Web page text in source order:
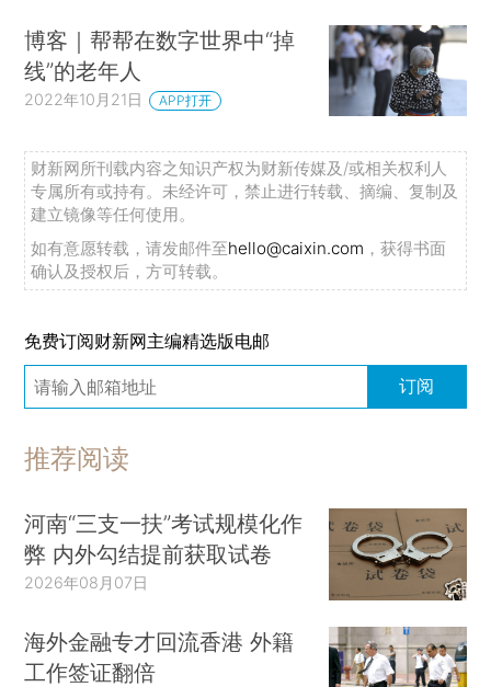
博客｜帮帮在数字世界中“掉
线”的老年人
2022年10月21日 APP打开
财新网所刊载内容之知识产权为财新传媒及/或相关权利人
专属所有或持有。未经许可，禁止进行转载、摘编、复制及
建立镜像等任何使用。
如有意愿转载，请发邮件至hello@caixin.com ，获得书面
确认及授权后，方可转载。
免费订阅财新网主编精选版电邮
订阅
推荐阅读
河南“三支一扶”考试规模化作
弊 内外勾结提前获取试卷
2026年08月07日
海外金融专才回流香港 外籍
工作签证翻倍